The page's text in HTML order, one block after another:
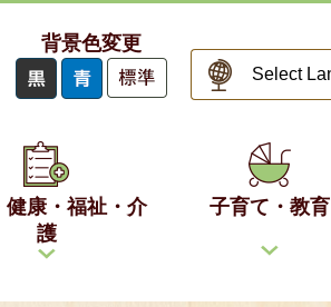
背景色変更
健康・福祉・介
護
子育て・教育